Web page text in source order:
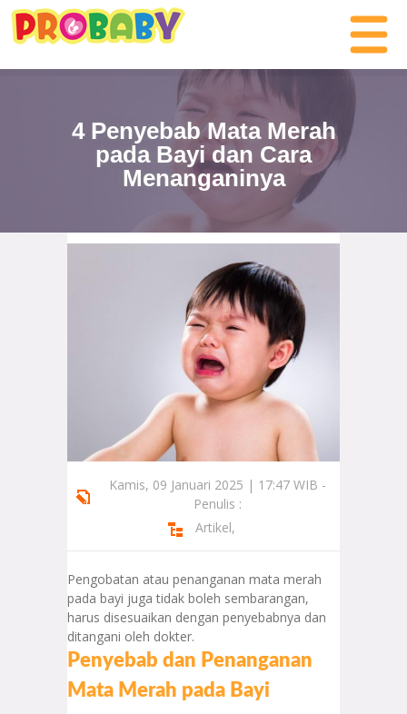
4 Penyebab Mata Merah
pada Bayi dan Cara
Menanganinya
Kamis, 09 Januari 2025 | 17:47 WIB -
Penulis :
Artikel,
Pengobatan atau penanganan mata merah
pada bayi juga tidak boleh sembarangan,
harus disesuaikan dengan penyebabnya dan
ditangani oleh dokter.
Penyebab dan Penanganan
Mata Merah pada Bayi